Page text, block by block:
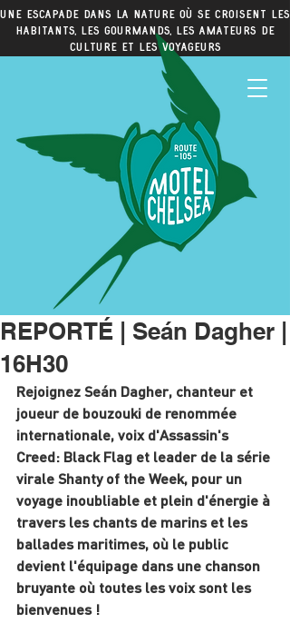
Une escapade dans la nature où se croisent les
habitants, les gourmands, les amateurs de
culture et les voyageurs
REPORTÉ | Seán Dagher |
16H30
Rejoignez Seán Dagher, chanteur et
joueur de bouzouki de renommée
internationale, voix d'Assassin's
Creed: Black Flag et leader de la série
virale Shanty of the Week, pour un
voyage inoubliable et plein d'énergie à
travers les chants de marins et les
ballades maritimes, où le public
devient l'équipage dans une chanson
bruyante où toutes les voix sont les
bienvenues !